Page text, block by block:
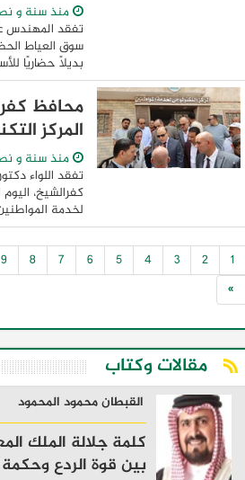
منذ سنة و
تفقد المهندس
سوق العياط
بديلًا حضاريًا
المزلقان، وذلك
مما ساهم في
محافظ
المركز
منذ سنة و
تفقد اللواء
كفرالشيخ، اليوم
لخدمة
جولاته
مختلف المراكز
1
2
3
4
5
6
7
8
9
»
مقالات وكتاب
القبطان محمود المحمود
كلمة جلالة الملك
بين قوة الردع